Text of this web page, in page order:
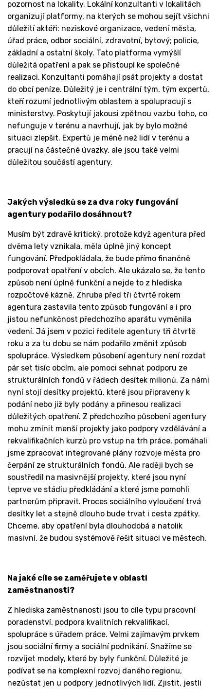
pozornost na lokality. Lokální konzultanti v lokalitách
organizují platformy, na kterých se mohou sejít všichni
důležití aktéři: neziskové organizace, vedení města,
úřad práce, odbor sociální, zdravotní, bytový; policie,
základní a ostatní školy. Tato platforma vymýšlí
důležitá opatření a pak se přistoupí ke společné
realizaci. Konzultanti pomáhají psát projekty a dostat
do obcí peníze. Důležitý je i centrální tým, tým expertů,
kteří rozumí jednotlivým oblastem a spolupracují s
ministerstvy. Poskytují jakousi zpětnou vazbu toho, co
nefunguje v terénu a navrhují, jak by bylo možné
situaci zlepšit. Expertů je méně než lidí v terénu a
pracují na částečné úvazky, ale jsou také velmi
důležitou součástí agentury.
Jakých výsledků se za dva roky fungování
agentury podařilo dosáhnout?
Musím být zdravě kritický, protože když agentura před
dvěma lety vznikala, měla úplně jiný koncept
fungování. Předpokládala, že bude přímo finančně
podporovat opatření v obcích. Ale ukázalo se, že tento
způsob není úplně funkční a nejde to z hlediska
rozpočtové kázně. Zhruba před tři čtvrtě rokem
agentura zastavila tento způsob fungování a i pro
jistou nefunkčnost předchozího aparátu vyměnila
vedení. Já jsem v pozici ředitele agentury tři čtvrtě
roku a za tu dobu se nám podařilo změnit způsob
spolupráce. Výsledkem působení agentury není rozdat
pár set tisíc obcím, ale pomoci sehnat podporu ze
strukturálních fondů v řádech desítek milionů. Za námi
nyní stojí desítky projektů, které jsou připraveny k
podání nebo již byly podány a přinesou realizaci
důležitých opatření. Z předchozího působení agentury
mohu zmínit menší projekty jako podpory vzdělávání a
rekvalifikačních kurzů pro vstup na trh práce, pomáhali
jsme zpracovat integrované plány rozvoje města pro
čerpání ze strukturálních fondů. Ale raději bych se
soustředil na masivnější projekty, které jsou nyní
teprve ve stádiu předkládání a které jsme pomohli
partnerům připravit. Proces sociálního vyloučení trvá
desítky let a stejně dlouho bude trvat i cesta zpátky.
Chceme, aby opatření byla dlouhodobá a natolik
masivní, že budou systémově řešit situaci ve městech.
Na jaké cíle se zaměřujete v oblasti
zaměstnanosti?
Z hlediska zaměstnanosti jsou to cíle typu pracovní
poradenství, podpora kvalitních rekvalifikací,
spolupráce s úřadem práce. Velmi zajímavým prvkem
jsou sociální firmy a sociální podnikání. Snažíme se
rozvíjet modely, které by byly funkční. Důležité je
podívat se na komplexní rozvoj daného regionu,
nezůstat jen u podpory jednotlivých lidí. Zjistit, jestli